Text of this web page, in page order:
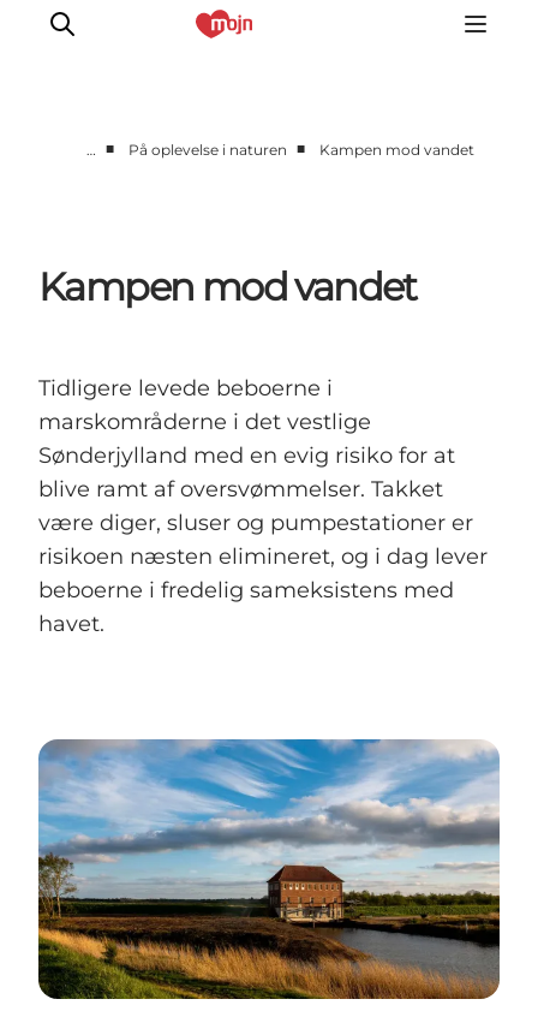
Det sker
Overnatning
Booking
… ■ På oplevelse i naturen ■ Kampen mod vandet
Kampen mod vandet
Tidligere levede beboerne i
marskområderne i det vestlige
Sønderjylland med en evig risiko for at
blive ramt af oversvømmelser. Takket
være diger, sluser og pumpestationer er
risikoen næsten elimineret, og i dag lever
beboerne i fredelig sameksistens med
havet.